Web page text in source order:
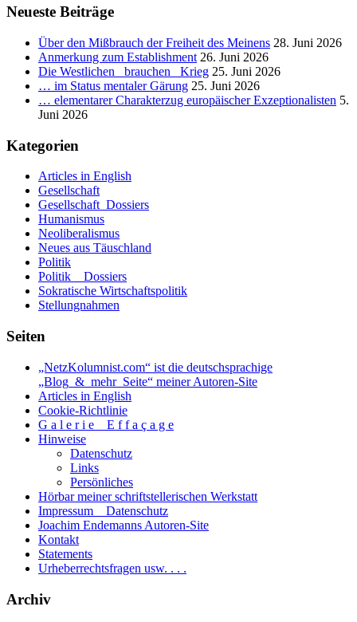
Neueste Beiträge
Über den Mißbrauch der Freiheit des Meinens 28. Juni 2026
Anmerkung zum Establishment 26. Juni 2026
Die Westlichen _brauchen_ Krieg 25. Juni 2026
… im Status mentaler Gärung 25. Juni 2026
… elementarer Charakterzug europäischer Exzeptionalisten 5.
Juni 2026
Kategorien
Articles in English
Gesellschaft
Gesellschaft_Dossiers
Humanismus
Neoliberalismus
Neues aus Täuschland
Politik
Politik _ Dossiers
Sokratische Wirtschaftspolitik
Stellungnahmen
Seiten
„NetzKolumnist.com“ ist die deutschsprachige
„Blog_&_mehr_Seite“ meiner Autoren-Site
Articles in English
Cookie-Richtlinie
G a l e r i e _ E f f a ç a g e
Hinweise
Datenschutz
Links
Persönliches
Hörbar meiner schriftstellerischen Werkstatt
Impressum _ Datenschutz
Joachim Endemanns Autoren-Site
Kontakt
Statements
Urheberrechtsfragen usw. . . .
Archiv